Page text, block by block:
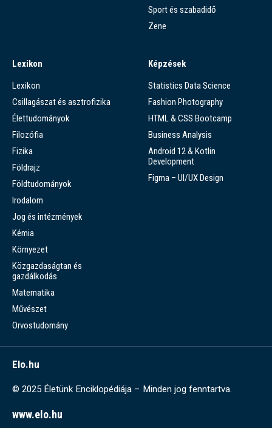
Sport és szabadidő
Zene
Lexikon
Lexikon
Csillagászat és asztrofizika
Élettudományok
Filozófia
Fizika
Földrajz
Földtudományok
Irodalom
Jog és intézmények
Kémia
Környezet
Közgazdaságtan és
gazdálkodás
Matematika
Művészet
Orvostudomány
Képzések
Statistics Data Science
Fashion Photography
HTML & CSS Bootcamp
Business Analysis
Android 12 & Kotlin
Development
Figma – UI/UX Design
Elo.hu
© 2025 Életünk Enciklopédiája – Minden jog fenntartva.
www.elo.hu